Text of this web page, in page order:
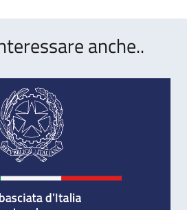
anche..